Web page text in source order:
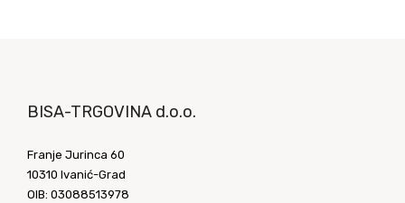
BISA-TRGOVINA d.o.o.
Franje Jurinca 60
10310 Ivanić-Grad
OIB: 03088513978